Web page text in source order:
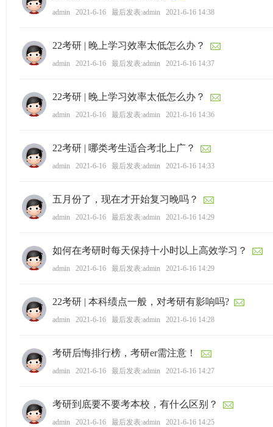
admin 2021-6-16 最后发表:admin 2021-6-16 14:38
22考研 | 晚上学习效率太低怎么办？
admin 2021-6-16 最后发表:admin 2021-6-16 14:37
22考研 | 晚上学习效率太低怎么办？
admin 2021-6-16 最后发表:admin 2021-6-16 14:36
22考研 | 哪类考生适合考北上广？
admin 2021-6-16 最后发表:admin 2021-6-16 14:33
五月份了，现在才开始复习晚吗？
admin 2021-6-16 最后发表:admin 2021-6-16 14:29
如何在考研时每天保持十小时以上高效学习？
admin 2021-6-16 最后发表:admin 2021-6-16 14:29
22考研 | 本科绩点一般，对考研有影响吗?
admin 2021-6-16 最后发表:admin 2021-6-16 14:28
考研后悔排行榜，考研er需注意！
admin 2021-6-16 最后发表:admin 2021-6-16 14:27
考研到底要不要考本校，有什么区别？
admin 2021-6-16 最后发表:admin 2021-6-16 14:25